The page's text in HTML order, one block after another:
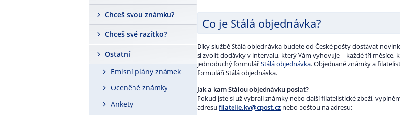
Chceš svou známku?
Chceš své razítko?
Ostatní
Emisní plány známek
Oceněné známky
Ankety
Co je Stálá objednávka?
Díky službě Stálá objednávka budete od České pošty dostávat
si zvolit dodávky v intervalu, který Vám vyhovuje – každé tři
jednoduchý formulářStálá objednávka. Objednané známky a
formuláři Stálá objednávka.
Jak a kam Stálou objednávku poslat?
Pokud jste si už vybrali známky nebo další filatelistické zboží,
adresu filatelie.kv@cpost.cz nebo poštou na adresu: